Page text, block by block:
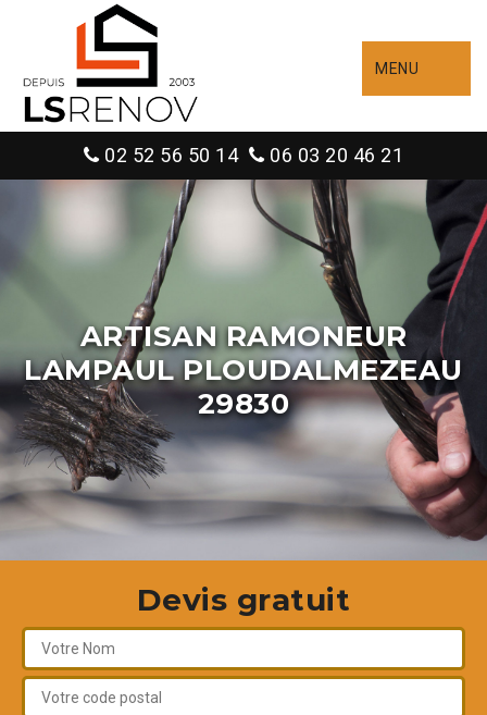
MENU
02 52 56 50 14 06 03 20 46 21
ARTISAN RAMONEUR
LAMPAUL PLOUDALMEZEAU
29830
Devis gratuit